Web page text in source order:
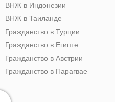
ВНЖ в Индонезии
ВНЖ в Таиланде
Гражданство в Турции
Гражданство в Египте
Гражданство в Австрии
Гражданство в Парагвае